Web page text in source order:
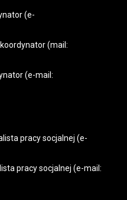
(e-
(mail:
(e-mail:
pracy socjalnej (e-
pracy socjalnej (e-mail: